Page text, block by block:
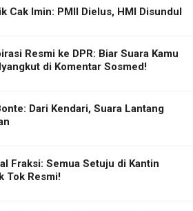
Cak Imin: PMII Dielus, HMI Disundul
Resmi ke DPR: Biar Suara Kamu
di Komentar Sosmed!
Dari Kendari, Suara Lantang
Fraksi: Semua Setuju di Kantin
Tok Resmi!